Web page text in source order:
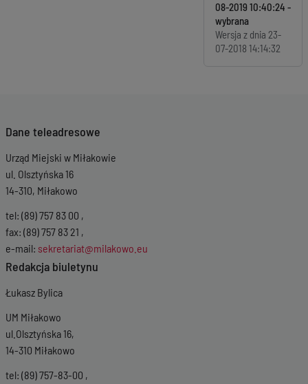
08-2019 10:40:24
Wersja z dnia 23-
07-2018 14:14:32
Dane teleadresowe
Urząd Miejski w Miłakowie
ul. Olsztyńska 16
14-310, Miłakowo
tel: (89) 757 83 00 ,
fax: (89) 757 83 21 ,
e-mail: sekretariat@milakowo.eu
Redakcja biuletynu
Łukasz Bylica
UM Miłakowo
ul.Olsztyńska 16,
14-310 Miłakowo
tel: (89) 757-83-00 ,